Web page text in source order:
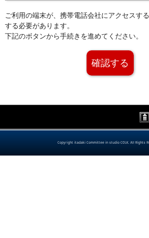
ご利用の端末が、携帯電話会社にアクセスす
する必要があります。
下記のボタンから手続きを進めてください。
確認する
Copyright itadaki Committee in studio COLK. All Rights